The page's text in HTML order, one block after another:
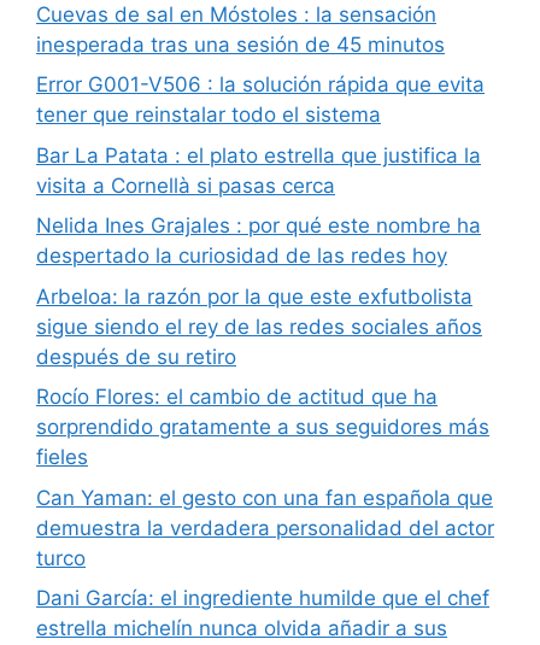
Cuevas de sal en Móstoles : la sensación
inesperada tras una sesión de 45 minutos
Error G001-V506 : la solución rápida que evita
tener que reinstalar todo el sistema
Bar La Patata : el plato estrella que justifica la
visita a Cornellà si pasas cerca
Nelida Ines Grajales : por qué este nombre ha
despertado la curiosidad de las redes hoy
Arbeloa: la razón por la que este exfutbolista
sigue siendo el rey de las redes sociales años
después de su retiro
Rocío Flores: el cambio de actitud que ha
sorprendido gratamente a sus seguidores más
fieles
Can Yaman: el gesto con una fan española que
demuestra la verdadera personalidad del actor
turco
Dani García: el ingrediente humilde que el chef
estrella michelín nunca olvida añadir a sus